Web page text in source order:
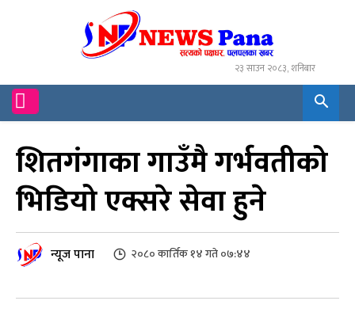
२३ साउन २०८३, शनिबार
शितगंगाका गाउँमै गर्भवतीको
भिडियो एक्सरे सेवा हुने
न्यूज पाना २०८० कार्तिक १४ गते ०७:४४